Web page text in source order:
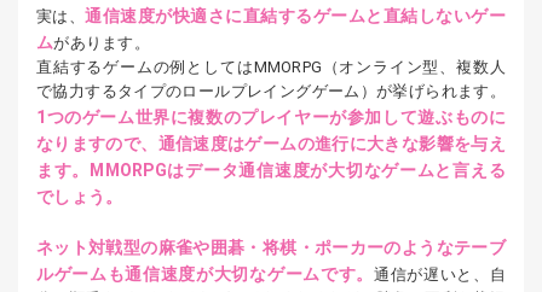
実は、通信速度が快適さに直結するゲームと直結しないゲー
ムがあります。
直結するゲームの例としてはMMORPG（オンライン型、複数人
で協力するタイプのロールプレイングゲーム）が挙げられます。
1つのゲーム世界に複数のプレイヤーが参加して遊ぶものに
なりますので、通信速度はゲームの進行に大きな影響を与え
ます。MMORPGはデータ通信速度が大切なゲームと言える
でしょう。
ネット対戦型の麻雀や囲碁・将棋・ポーカーのようなテーブ
ルゲームも通信速度が大切なゲームです。 通信が遅いと、自